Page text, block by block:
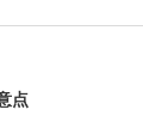
点